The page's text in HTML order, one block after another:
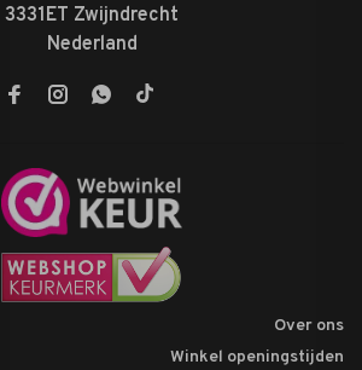
3331ET Zwijndrecht
Nederland
Over ons
Winkel openingstijden